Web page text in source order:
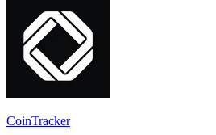
CoinTracker